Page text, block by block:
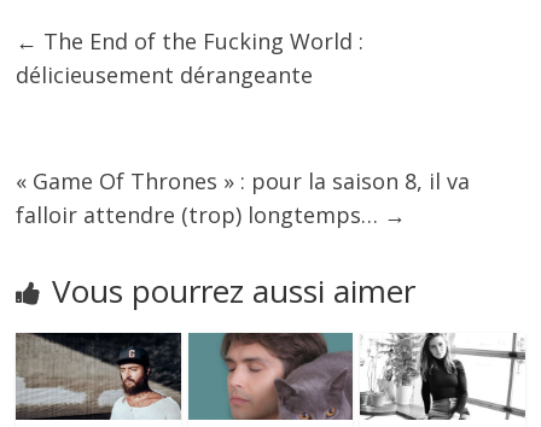
← The End of the Fucking World :
délicieusement dérangeante
« Game Of Thrones » : pour la saison 8, il va
falloir attendre (trop) longtemps… →
Vous pourrez aussi aimer